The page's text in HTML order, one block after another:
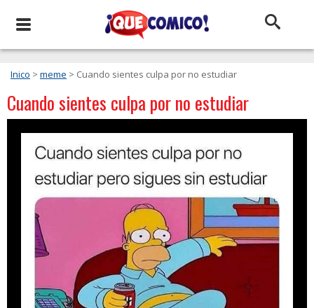
Inico > meme > Cuando sientes culpa por no estudiar
Cuando sientes culpa por no estudiar